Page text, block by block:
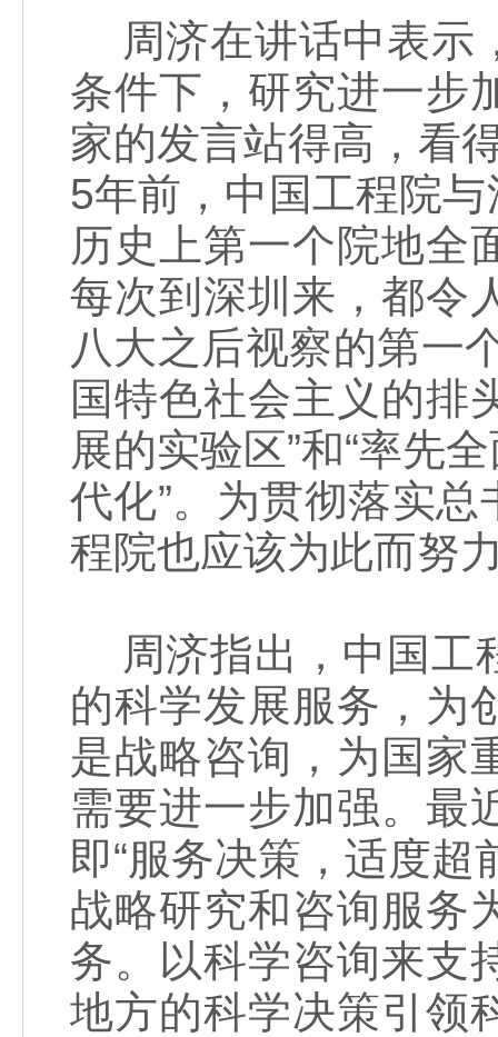
周济在讲话中表示
条件下，研究进一步
家的发言站得高，看
5年前，中国工程院
历史上第一个院地全
每次到深圳来，都令
八大之后视察的第一
国特色社会主义的排
展的实验区”和“率先
代化”。为贯彻落实
程院也应该为此而努
周济指出，中国工
的科学发展服务，为
是战略咨询，为国家
需要进一步加强。最
即“服务决策，适度
战略研究和咨询服务
务。以科学咨询来支
地方的科学决策引领